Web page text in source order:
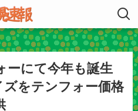
ーにて今年も誕生
をテンフォー価格